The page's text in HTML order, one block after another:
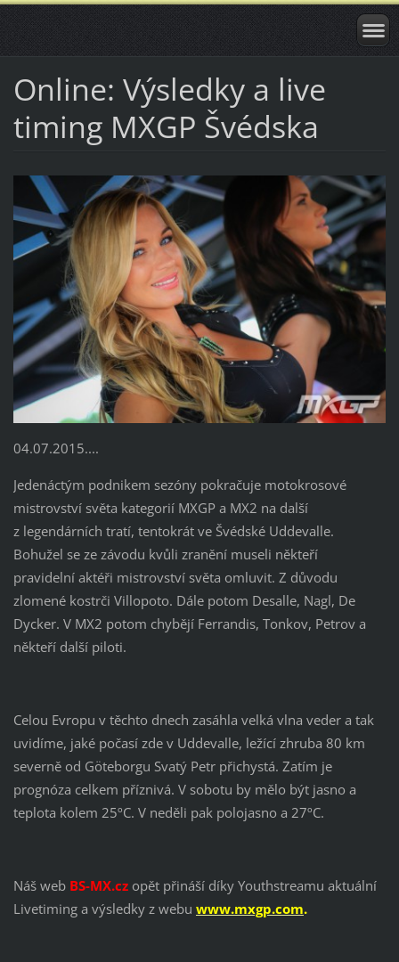
Online: Výsledky a live
timing MXGP Švédska
04.07.2015....
Jedenáctým podnikem sezóny pokračuje motokrosové
mistrovství světa kategorií MXGP a MX2 na další
z legendárních tratí, tentokrát ve Švédské Uddevalle.
Bohužel se ze závodu kvůli zranění museli někteří
pravidelní aktéři mistrovství světa omluvit. Z důvodu
zlomené kostrči Villopoto. Dále potom Desalle, Nagl, De
Dycker. V MX2 potom chybějí Ferrandis, Tonkov, Petrov a
někteří další piloti.
Celou Evropu v těchto dnech zasáhla velká vlna veder a tak
uvidíme, jaké počasí zde v Uddevalle, ležící zhruba 80 km
severně od Göteborgu Svatý Petr přichystá. Zatím je
prognóza celkem příznivá. V sobotu by mělo být jasno a
teplota kolem 25ºC. V neděli pak polojasno a 27ºC.
Náš web BS-MX.czopět přináší díky Youthstreamu aktuální
Livetiming a výsledky z webu www.mxgp.com.